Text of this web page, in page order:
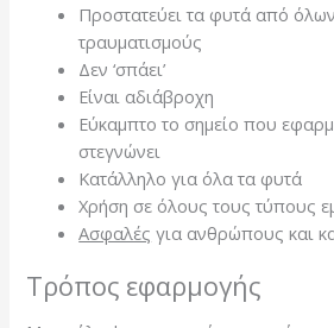
Προστατεύει τα φυτά από
τραυματισμούς
Δεν ‘σπάει’
Είναι αδιάβροχη
Εύκαμπτο το σημείο που
στεγνώνει
Κατάλληλο για όλα τα φυτά
Χρήση σε όλους τους τύπους
Ασφαλές για ανθρώπους και
Τρόπος εφαρμογής